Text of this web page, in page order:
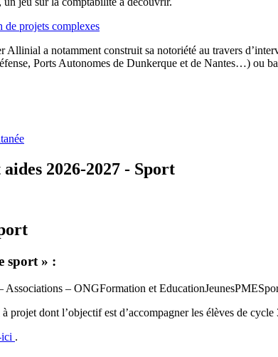
projets complexes
a notamment construit sa notoriété au travers
Ports Autonomes de Dunkerque et de Nantes…) ou
2026-2027 - Sport
sport » :
Associations – ONGFormation et EducationJeunesPME
projet dont l’objectif est d’accompagner les élèves de
.